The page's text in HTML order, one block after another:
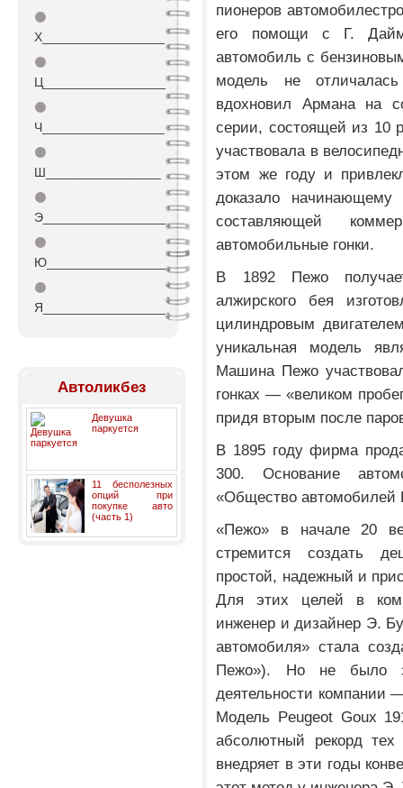
⚫
Х_________________
⚫
Ц_________________
⚫
Ч_________________
⚫
Ш________________
⚫
Э_________________
⚫
Ю_________________
⚫
Я_________________
Автоликбез
Девушка
паркуется
11 бесполезных
опций при
покупке авто
(часть 1)
пионеров
его помощи с Г.
автомобиль с
модель не
вдохновил Армана на
серии, состоящей из
участвовала в
этом же году и
доказало начинающему
составляющей
автомобильные гонки.
В 1892 Пежо
алжирского бея
цилиндровым
уникальная модель
Машина Пежо
гонках — «великом
придя вторым после
В 1895 году фирма
300. Основание
«Общество автомобилей
«Пежо» в начале 20
стремится создать
простой, надежный и
Для этих целей в
инженер и дизайнер Э.
автомобиля» стала
Пежо»). Но не было
деятельности компании
Модель Peugeot Goux
абсолютный рекорд
внедряет в эти годы